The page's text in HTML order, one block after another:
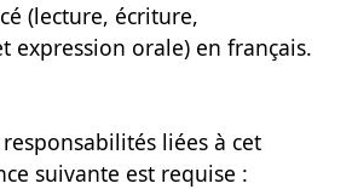
(lecture, écriture,
expression orale) en français.
responsabilités liées à cet
suivante est requise :